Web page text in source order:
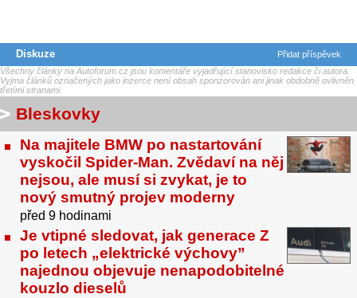
Diskuze
Přidat příspěvek
Všechny články na Autoforum.cz jsou komentáře vyjadřující stanovisko redakce či autora.
Vyjma článků označených jako inzerce není obsah sponzorován ani jinak obdobně ovlivněn
třetími stranami.
Bleskovky
Na majitele BMW po nastartování
vyskočil Spider-Man. Zvědaví na něj
nejsou, ale musí si zvykat, je to
nový smutný projev moderny
před 9 hodinami
Je vtipné sledovat, jak generace Z
po letech „elektrické výchovy”
najednou objevuje nenapodobitelné
kouzlo dieselů